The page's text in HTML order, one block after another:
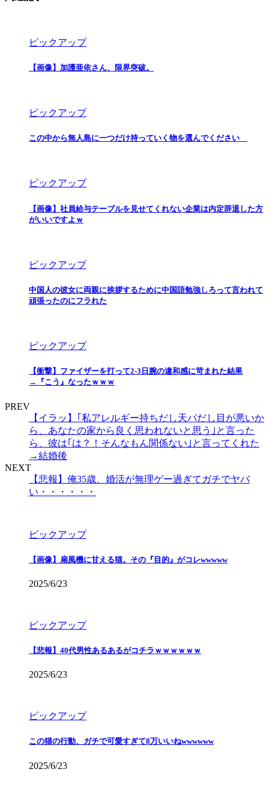
ピックアップ
【画像】加護亜依さん、限界突破。
ピックアップ
この中から無人島に一つだけ持っていく物を選んでください
ピックアップ
【画像】社員給与テーブルを見せてくれない企業は内定辞退した方
がいいですよｗ
ピックアップ
中国人の彼女に両親に挨拶するために中国語勉強しろって言われて
頑張ったのにフラれた
ピックアップ
【衝撃】ファイザーを打って2-3日腕の違和感に苛まれた結果
→『こう』なったｗｗｗ
PREV
【イラッ】｢私アレルギー持ちだし天パだし目が悪いか
ら、あなたの家から良く思われないと思う｣と言った
ら、彼は｢は？！そんなもん関係ない｣と言ってくれた
→結婚後
NEXT
【悲報】俺35歳、婚活が無理ゲー過ぎてガチでヤバ
い・・・・・・
ピックアップ
【画像】扇風機に甘える猫。その『目的』がコレwwwww
2025/6/23
ピックアップ
【悲報】40代男性あるあるがコチラｗｗｗｗｗｗ
2025/6/23
ピックアップ
この猫の行動、ガチで可愛すぎて8万いいねwwwwww
2025/6/23